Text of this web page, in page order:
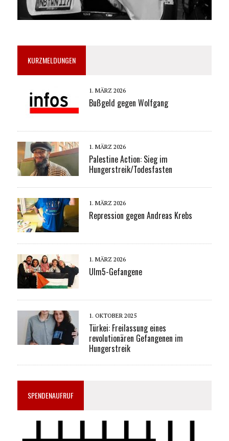
KURZMELDUNGEN
1. MÄRZ 2026
Bußgeld gegen Wolfgang
1. MÄRZ 2026
Palestine Action: Sieg im
Hungerstreik/Todesfasten
1. MÄRZ 2026
Repression gegen Andreas Krebs
1. MÄRZ 2026
Ulm5-Gefangene
1. OKTOBER 2025
Türkei: Freilassung eines
revolutionären Gefangenen im
Hungerstreik
SPENDENAUFRUF